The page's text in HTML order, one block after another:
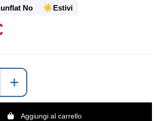
No ☀️Estivi
+
Aggiungi al carrello